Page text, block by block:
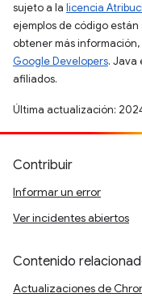
sujeto a la licencia
ejemplos de código están
obtener más
Google Developers. Java
afiliados.
Última actualización:
Contribuir
Informar un error
Ver incidentes abiertos
Contenido
Actualizaciones de